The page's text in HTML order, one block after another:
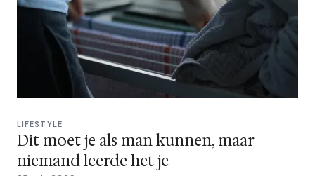
LIFESTYLE
Dit moet je als man kunnen, maar
niemand leerde het je